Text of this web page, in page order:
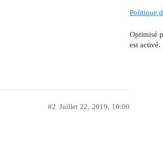
Juillet 22, 2019, 10:00
#2
Politique
Optimisé
est activé.